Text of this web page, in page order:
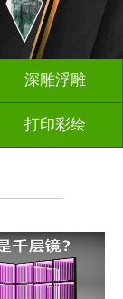
深雕浮雕
打印彩绘